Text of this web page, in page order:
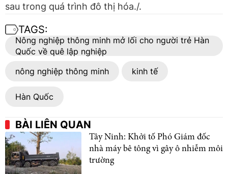
sau trong quá trình đô thị hóa./.
TAGS:
Nông nghiệp thông minh mở lối cho người trẻ Hàn
Quốc về quê lập nghiệp
nông nghiệp thông minh
kinh tế
Hàn Quốc
BÀI LIÊN QUAN
Tây Ninh: Khởi tố Phó Giám đốc
nhà máy bê tông vì gây ô nhiễm môi
trường